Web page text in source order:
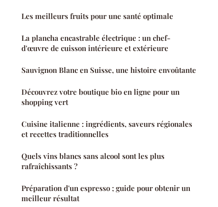
Les meilleurs fruits pour une santé optimale
La plancha encastrable électrique : un chef-
d'œuvre de cuisson intérieure et extérieure
Sauvignon Blanc en Suisse, une histoire envoûtante
Découvrez votre boutique bio en ligne pour un
shopping vert
Cuisine italienne : ingrédients, saveurs régionales
et recettes traditionnelles
Quels vins blancs sans alcool sont les plus
rafraîchissants ?
Préparation d'un espresso ; guide pour obtenir un
meilleur résultat